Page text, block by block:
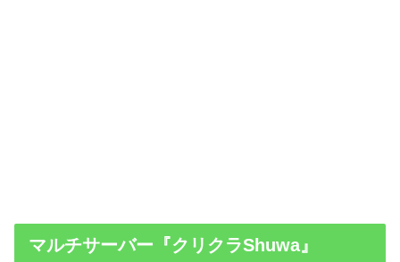
マルチサーバー『クリクラShuwa』